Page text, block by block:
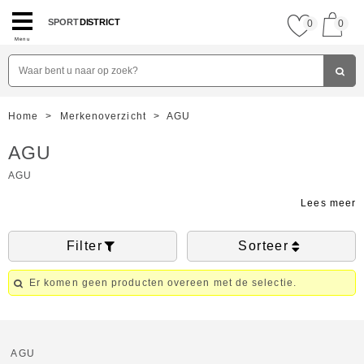
Menu
SPORTDISTRICT 0 0
Home > Merkenoverzicht > AGU
AGU
AGU
Filter Sorteer
Er komen geen producten overeen met de selectie.
AGU